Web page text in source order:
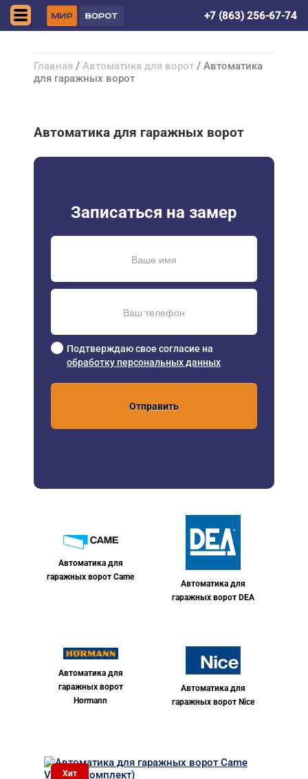
+7 (863) 256-67-74
Главная / Автоматика для ворот / Автоматика
для гаражных ворот
Автоматика для гаражных ворот
Записаться на замер
Подтверждаю свое согласие на
обработку персональных данных
Отправить
Автоматика для
гаражных ворот Came
Автоматика для
гаражных ворот DEA
Автоматика для
гаражных ворот
Hormann
Автоматика для
гаражных ворот Nice
Хит